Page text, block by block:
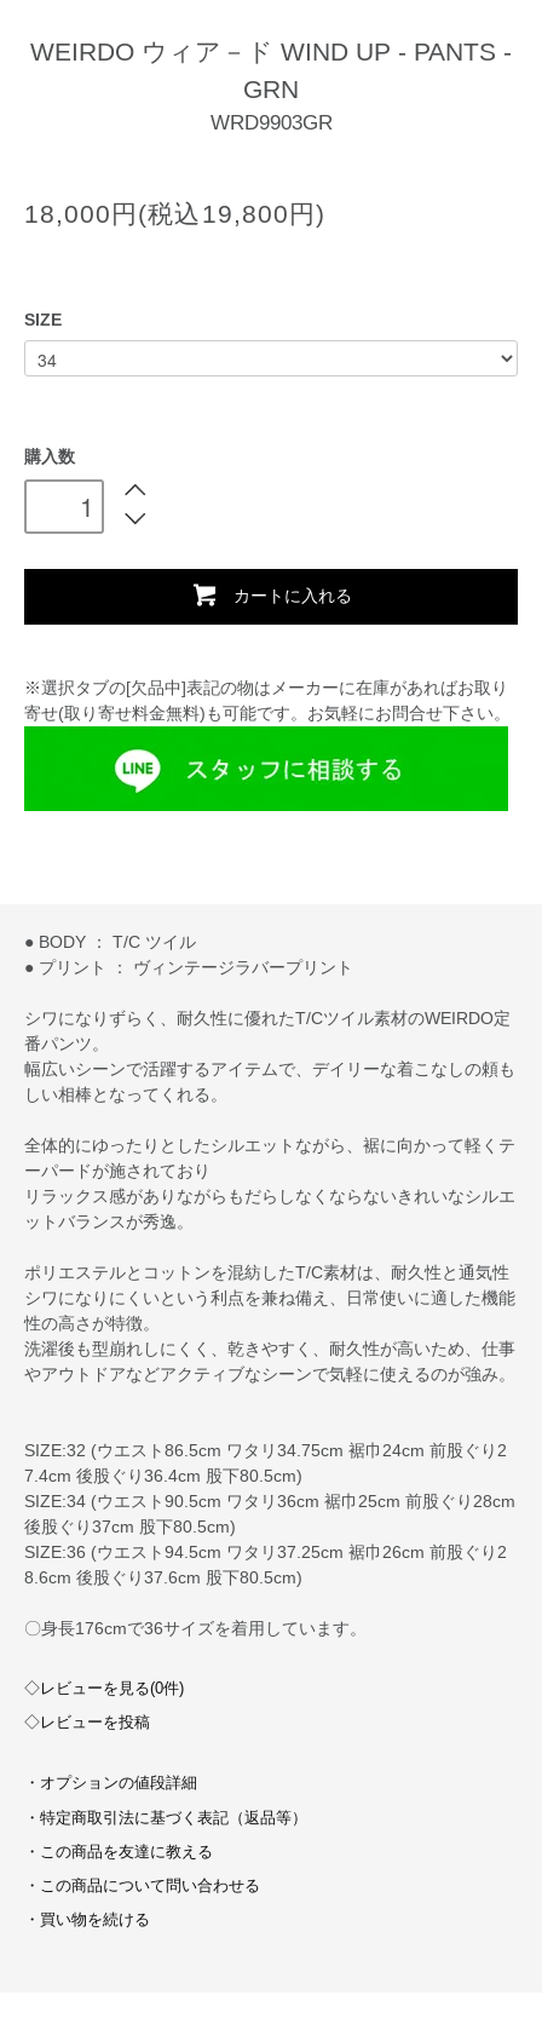
WEIRDO ウィア－ド WIND UP - PANTS -
GRN
WRD9903GR
18,000円(税込19,800円)
SIZE
購入数
カートに入れる
※選択タブの[欠品中]表記の物はメーカーに在庫があればお取り
寄せ(取り寄せ料金無料)も可能です。お気軽にお問合せ下さい。
● BODY ： T/C ツイル
● プリント ： ヴィンテージラバープリント
シワになりずらく、耐久性に優れたT/Cツイル素材のWEIRDO定
番パンツ。
幅広いシーンで活躍するアイテムで、デイリーな着こなしの頼も
しい相棒となってくれる。
全体的にゆったりとしたシルエットながら、裾に向かって軽くテ
ーパードが施されており
リラックス感がありながらもだらしなくならないきれいなシルエ
ットバランスが秀逸。
ポリエステルとコットンを混紡したT/C素材は、耐久性と通気性
シワになりにくいという利点を兼ね備え、日常使いに適した機能
性の高さが特徴。
洗濯後も型崩れしにくく、乾きやすく、耐久性が高いため、仕事
やアウトドアなどアクティブなシーンで気軽に使えるのが強み。
SIZE:32 (ウエスト86.5cm ワタリ34.75cm 裾巾24cm 前股ぐり2
7.4cm 後股ぐり36.4cm 股下80.5cm)
SIZE:34 (ウエスト90.5cm ワタリ36cm 裾巾25cm 前股ぐり28cm
後股ぐり37cm 股下80.5cm)
SIZE:36 (ウエスト94.5cm ワタリ37.25cm 裾巾26cm 前股ぐり2
8.6cm 後股ぐり37.6cm 股下80.5cm)
〇身長176cmで36サイズを着用しています。
◇レビューを見る(0件)
◇レビューを投稿
・オプションの値段詳細
・特定商取引法に基づく表記（返品等）
・この商品を友達に教える
・この商品について問い合わせる
・買い物を続ける